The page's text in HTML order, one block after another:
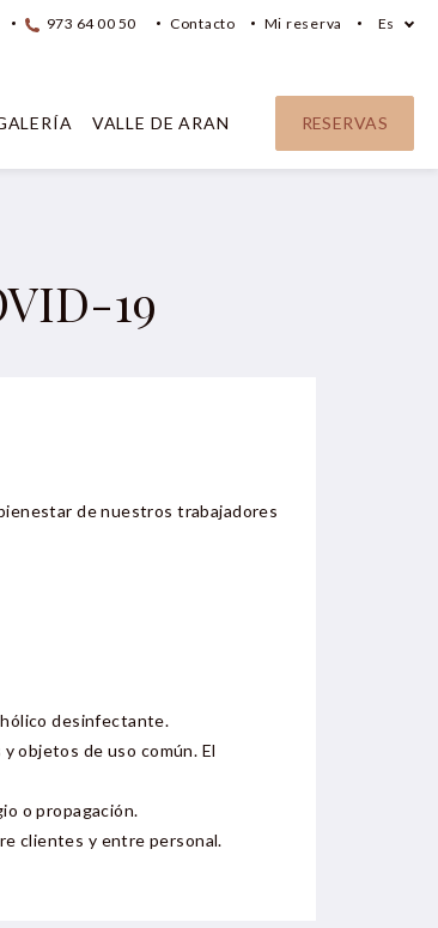
973 64 00 50 Contacto Mi reserva Es
VALLE DE ARAN RESERVAS
19
de nuestros trabajadores
desinfectante.
objetos de uso común. El
o propagación.
clientes y entre personal.